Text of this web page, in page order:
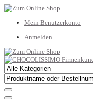
Mein Benutzerkonto
Anmelden